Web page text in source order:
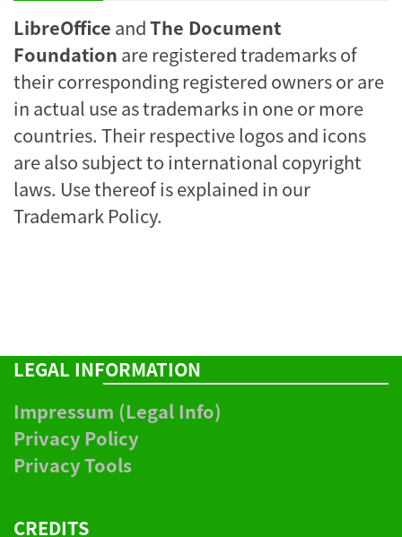
LibreOffice andThe Document
Foundation are registered trademarks of
their corresponding registered owners or are
in actual use as trademarks in one or more
countries. Their respective logos and icons
are also subject to international copyright
laws. Use thereof is explained in our
Trademark Policy.
LEGAL INFORMATION
Impressum (Legal Info)
Privacy Policy
Privacy Tools
CREDITS